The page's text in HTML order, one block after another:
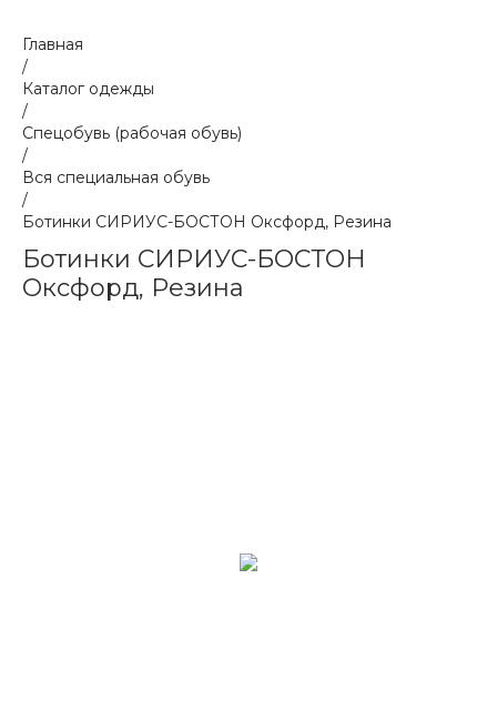
Главная
/
Каталог одежды
/
Спецобувь (рабочая обувь)
/
Вся специальная обувь
/
Ботинки СИРИУС-БОСТОН Оксфорд, Резина
Ботинки СИРИУС-БОСТОН
Оксфорд, Резина